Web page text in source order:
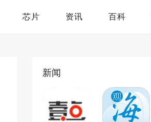
芯片 资讯 百科
新闻